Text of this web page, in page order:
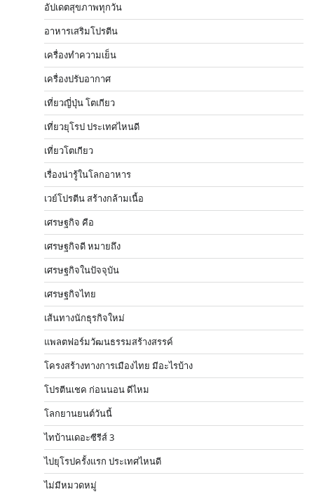
อัปเดตสุขภาพทุกวัน
อาหารเสริมโปรตีน
เครื่องทำความเย็น
เครื่องปรับอากาศ
เที่ยวญี่ปุ่น โตเกียว
เที่ยวยุโรป ประเทศไหนดี
เที่ยวโตเกียว
เรื่องน่ารู้ในโลกอาหาร
เวย์โปรตีน สร้างกล้ามเนื้อ
เศรษฐกิจ คือ
เศรษฐกิจดี หมายถึง
เศรษฐกิจในปัจจุบัน
เศรษฐกิจไทย
เส้นทางนักธุรกิจใหม่
แพลตฟอร์มวัฒนธรรมสร้างสรรค์
โครงสร้างทางการเมืองไทย มีอะไรบ้าง
โปรตีนเชค ก่อนนอน ดีไหม
โลกยานยนต์วันนี้
ไทบ้านเดอะซีรีส์ 3
ไปยุโรปครั้งแรก ประเทศไหนดี
ไม่มีหมวดหมู่